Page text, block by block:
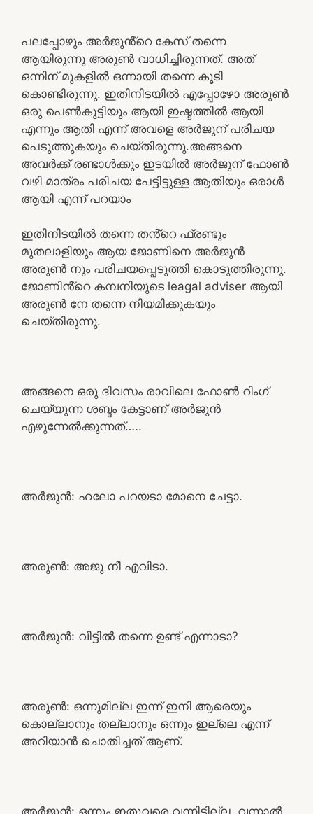
പലപ്പോഴും അർജുൻ്റെ കേസ് തന്നെ
ആയിരുന്നു അരുൺ വാധിച്ചിരുന്നത്. അത്
ഒന്നിന് മുകളിൽ ഒന്നായി തന്നെ കൂടി
കൊണ്ടിരുന്നു. ഇതിനിടയിൽ എപ്പോഴോ അരുൺ
ഒരു പെൺകുട്ടിയും ആയി ഇഷ്ടത്തിൽ ആയി
എന്നും ആതി എന്ന് അവളെ അർജുന് പരിചയ
പെടുത്തുകയും ചെയ്തിരുന്നു.അങ്ങനെ
അവർക്ക് രണ്ടാൾക്കും ഇടയിൽ അർജുന് ഫോൺ
വഴി മാത്രം പരിചയ പേട്ടിട്ടുള്ള ആതിയും ഒരാൾ
ആയി എന്ന് പറയാം
ഇതിനിടയിൽ തന്നെ തൻ്റെ ഫ്രണ്ടും
മുതലാളിയും ആയ ജോണിനെ അർജുൻ
അരുൺ നും പരിചയപ്പെടുത്തി കൊടുത്തിരുന്നു.
ജോണിൻ്റെ കമ്പനിയുടെ leagal adviser ആയി
അരുൺ നേ തന്നെ നിയമിക്കുകയും
ചെയ്തിരുന്നു.
അങ്ങനെ ഒരു ദിവസം രാവിലെ ഫോൺ റിംഗ്
ചെയ്യുന്ന ശബ്ദം കേട്ടാണ് അർജുൻ
എഴുന്നേൽക്കുന്നത്…..
അർജുൻ: ഹലോ പറയടാ മോനെ ചേട്ടാ.
അരുൺ: അജു നീ എവിടാ.
അർജുൻ: വീട്ടിൽ തന്നെ ഉണ്ട് എന്നാടാ?
അരുൺ: ഒന്നുമില്ല ഇന്ന് ഇനി ആരെയും
കൊല്ലാനും തല്ലാനും ഒന്നും ഇല്ലെ എന്ന്
അറിയാൻ ചൊതിച്ചത് ആണ്.
അർജുൻ: ഒന്നും ഇതുവരെ വന്നിട്ടില്ല. വന്നാൽ